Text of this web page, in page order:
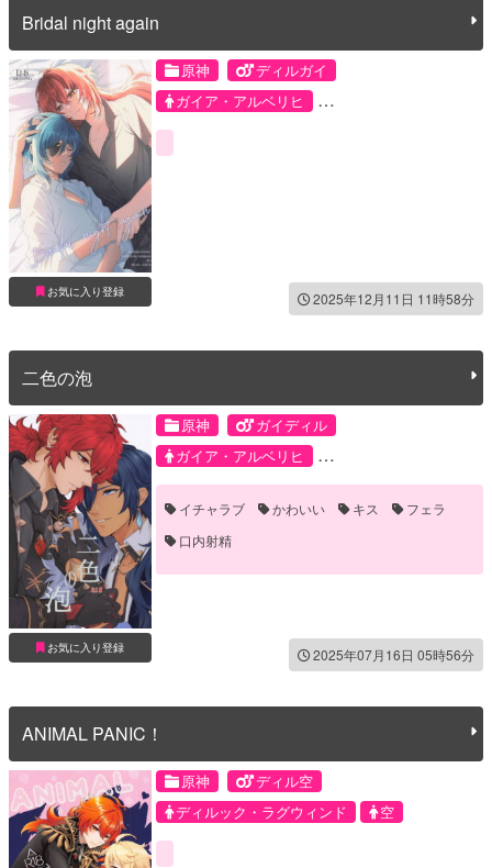
Bridal night again
お気に入り登録
原神
ディルガイ
ガイア・アルベリヒ
2025年12月11日 11時58分
二色の泡
お気に入り登録
原神
ガイディル
ガイア・アルベリヒ
ディルック・ラグウィンド
イチャラブ かわいい キス
フェラ
口内射精
2025年07月16日 05時56分
ANIMAL PANIC！
原神
ディル空
ディルック・ラグウィンド
空